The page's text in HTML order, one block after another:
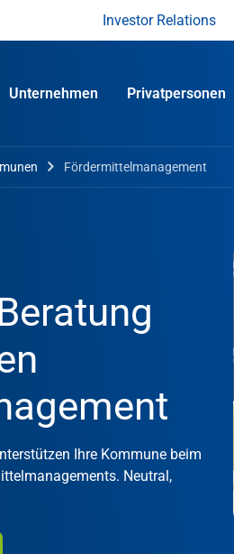
Investor Relations
Unternehmen Privatpersonen
Fördermittelmanagement
Ihre Kommune beim
Neutral,